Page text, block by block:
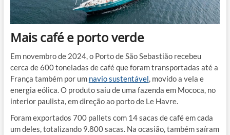
Mais café e porto verde
Em novembro de 2024, o Porto de São Sebastião recebeu
cerca de 600 toneladas de café que foram transportadas até a
França também por um navio sustentável, movido a vela e
energia eólica. O produto saiu de uma fazenda em Mococa, no
interior paulista, em direção ao porto de Le Havre.
Foram exportados 700 pallets com 14 sacas de café em cada
um deles, totalizando 9.800 sacas. Na ocasião, também saíram